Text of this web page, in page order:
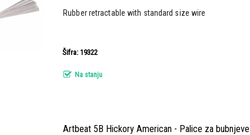
Rubber retractable with standard size wire
Šifra: 19322
Na stanju
Artbeat 5B Hickory American - Palice za bubnjeve